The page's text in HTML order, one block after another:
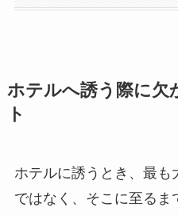
ホテルへ誘う際に欠
ト
ホテルに誘うとき、最
ではなく、そこに至るま